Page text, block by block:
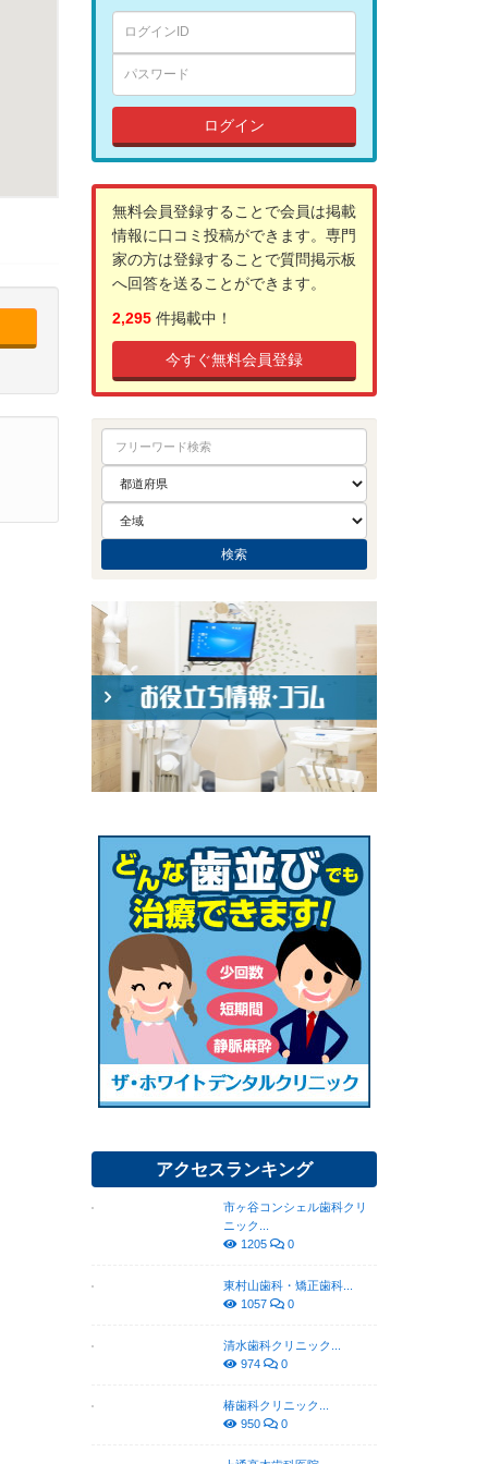
ログイン
無料会員登録することで会員は掲載
情報に口コミ投稿ができます。専門
家の方は登録することで質問掲示板
へ回答を送ることができます。
2,295件掲載中！
今すぐ無料会員登録
アクセスランキング
市ヶ谷コンシェル歯科クリ
ニック...
1205
0
東村山歯科・矯正歯科...
1057
0
清水歯科クリニック...
974
0
椿歯科クリニック...
950
0